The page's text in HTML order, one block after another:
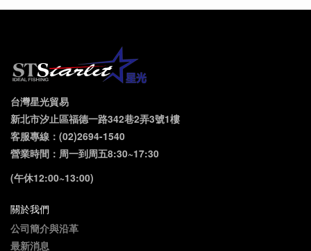
台灣星光貿易
新北市汐止區福德一路342巷2弄3號1樓
客服專線：(02)2694-1540
營業時間：周一到周五8:30~17:30
(午休12:00~13:00)
關於我們
公司簡介與沿革
最新消息